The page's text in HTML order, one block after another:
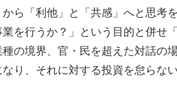
ら「利他」と「共感」へと思考
を行うか？」という目的と併せ
の境界、官・民を超えた対話の
り、それに対する投資を怠らな